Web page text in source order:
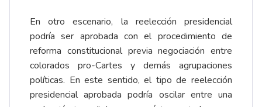
En otro escenario, la reelección presidencial
podría ser aprobada con el procedimiento de
reforma constitucional previa negociación entre
colorados pro-Cartes y demás agrupaciones
políticas. En este sentido, el tipo de reelección
presidencial aprobada podría oscilar entre una